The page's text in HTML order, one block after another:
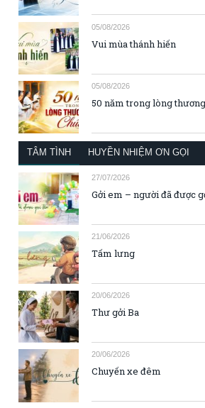
05/08/2026
Vui mùa thánh hiến
05/08/2026
50 năm trong lòng
TÂM TÌNH HUYỀN NHIỆM ƠN GỌI
27/07/2026
Gởi em – người đã được
21/06/2026
Tấm lưng
20/06/2026
Thư gởi Ba
20/06/2026
Chuyến xe đêm